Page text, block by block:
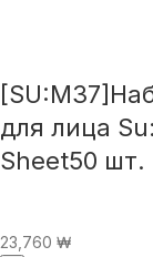
для лица
Sheet50 шт.
23,760 ₩